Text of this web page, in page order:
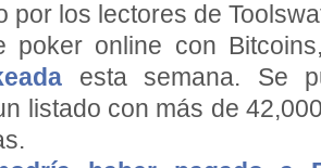
por los lectores de
poker online con
esta semana. Se
listado con más de